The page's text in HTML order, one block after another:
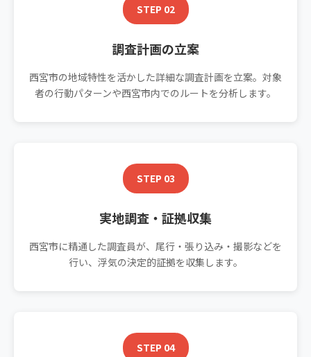
STEP 02
調査計画の立案
西宮市の地域特性を活かした詳細な調査計画を立案。対象
者の行動パターンや西宮市内でのルートを分析します。
STEP 03
実地調査・証拠収集
西宮市に精通した調査員が、尾行・張り込み・撮影などを
行い、浮気の決定的証拠を収集します。
STEP 04